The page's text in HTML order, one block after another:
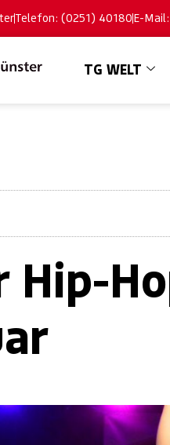
Telefon: (0251) 40180E-
TG WELT
Hip-